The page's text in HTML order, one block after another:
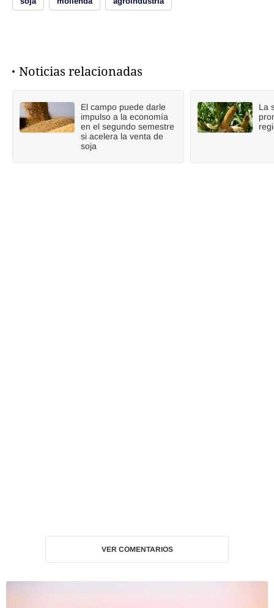
Noticias relacionadas
El campo puede darle
impulso a la economía
en el segundo semestre
si acelera la venta de
soja
La
VER COMENTARIOS